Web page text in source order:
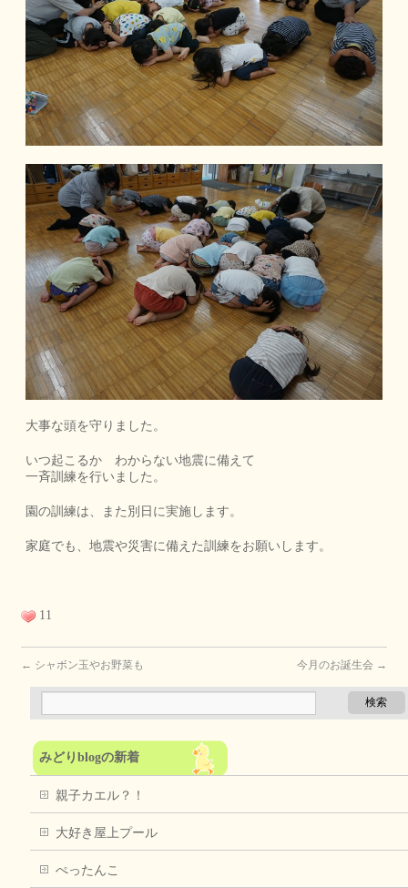
大事な頭を守りました。
いつ起こるか わからない地震に備えて
一斉訓練を行いました。
園の訓練は、また別日に実施します。
家庭でも、地震や災害に備えた訓練をお願いします。
11
← シャボン玉やお野菜も 今月のお誕生会 →
みどりblogの新着
親子カエル？！
大好き屋上プール
ぺったんこ